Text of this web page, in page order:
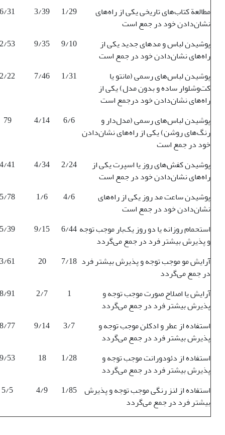
مطالعة کتاب‌های تاریخی یکی از راه‌های
نشان‌دادن خود در جمع است
1/29
3/39
6/31
پوشیدن لباس و مدهای جدید یکی از
راه‌های نشان‌دادن خود در جمع است
9/10
9/35
2/53
پوشیدن لباس‌های رسمی (مانتو یا
کت‌وشلوار ساده و بدون مدل) یکی از
راه‌های نشان‌دادن خود درجمع است
1/31
7/46
2/22
پوشیدن لباس‌های رسمی (مدل‌دار و
رنگ‌های روشن) یکی از راه‌های نشان‌دادن
خود در جمع است
6/6
4/14
79
پوشیدن کفش‌های روز یا اسپرت یکی از
راه‌های نشان‌دادن خود در جمع است
2/24
4/34
4/41
پوشیدن ساعت مد روز یکی از راه‌های
نشان‌دادن خود در جمع است
4/6
1/6
5/78
استحمام روزانه یا دو روز یک‌بار موجب توجه
و پذیرش بیشتر فرد در جمع می‌گردد
6/44
9/15
5/39
آرایش مو موجب توجه و پذیرش بیشتر فرد
در جمع می‌گردد
7/18
20
3/61
آرایش یا اصلاح صورت موجب توجه و
پذیرش بیشتر فرد در جمع می‌گردد
1
2/7
8/91
استفاده از عطر و ادکلن موجب توجه و
پذیرش بیشتر فرد در جمع می‌گردد
3/7
9/14
8/77
استفاده از دئودورانت موجب توجه و
پذیرش بیشتر فرد در جمع می‌گردد
1/28
18
9/53
استفاده از لنز رنگی موجب توجه و پذیرش
بیشتر فرد در جمع می‌گردد
1/85
4/9
5/5